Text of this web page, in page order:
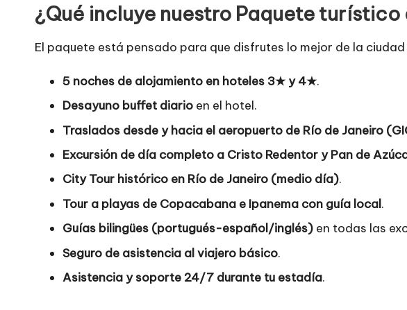
¿Qué incluye nuestro Paquete turístico
El paquete está pensado para que disfrutes lo mejor de la
5 noches de alojamiento en hoteles 3★ y 4★.
Desayuno buffet diario en el hotel.
Traslados desde y hacia el aeropuerto de Río de Janeiro
Excursión de día completo a Cristo Redentor y Pan de
City Tour histórico en Río de Janeiro (medio día).
Tour a playas de Copacabana e Ipanema con guía local.
Guías bilingües (portugués-español/inglés) en todas las
Seguro de asistencia al viajero básico.
Asistencia y soporte 24/7 durante tu estadía.